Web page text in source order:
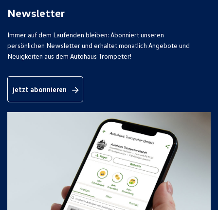
Newsletter
Immer auf dem Laufenden bleiben: Abonniert unseren
persönlichen Newsletter und erhaltet monatlich Angebote und
Neuigkeiten aus dem Autohaus Trompeter!
jetzt abonnieren